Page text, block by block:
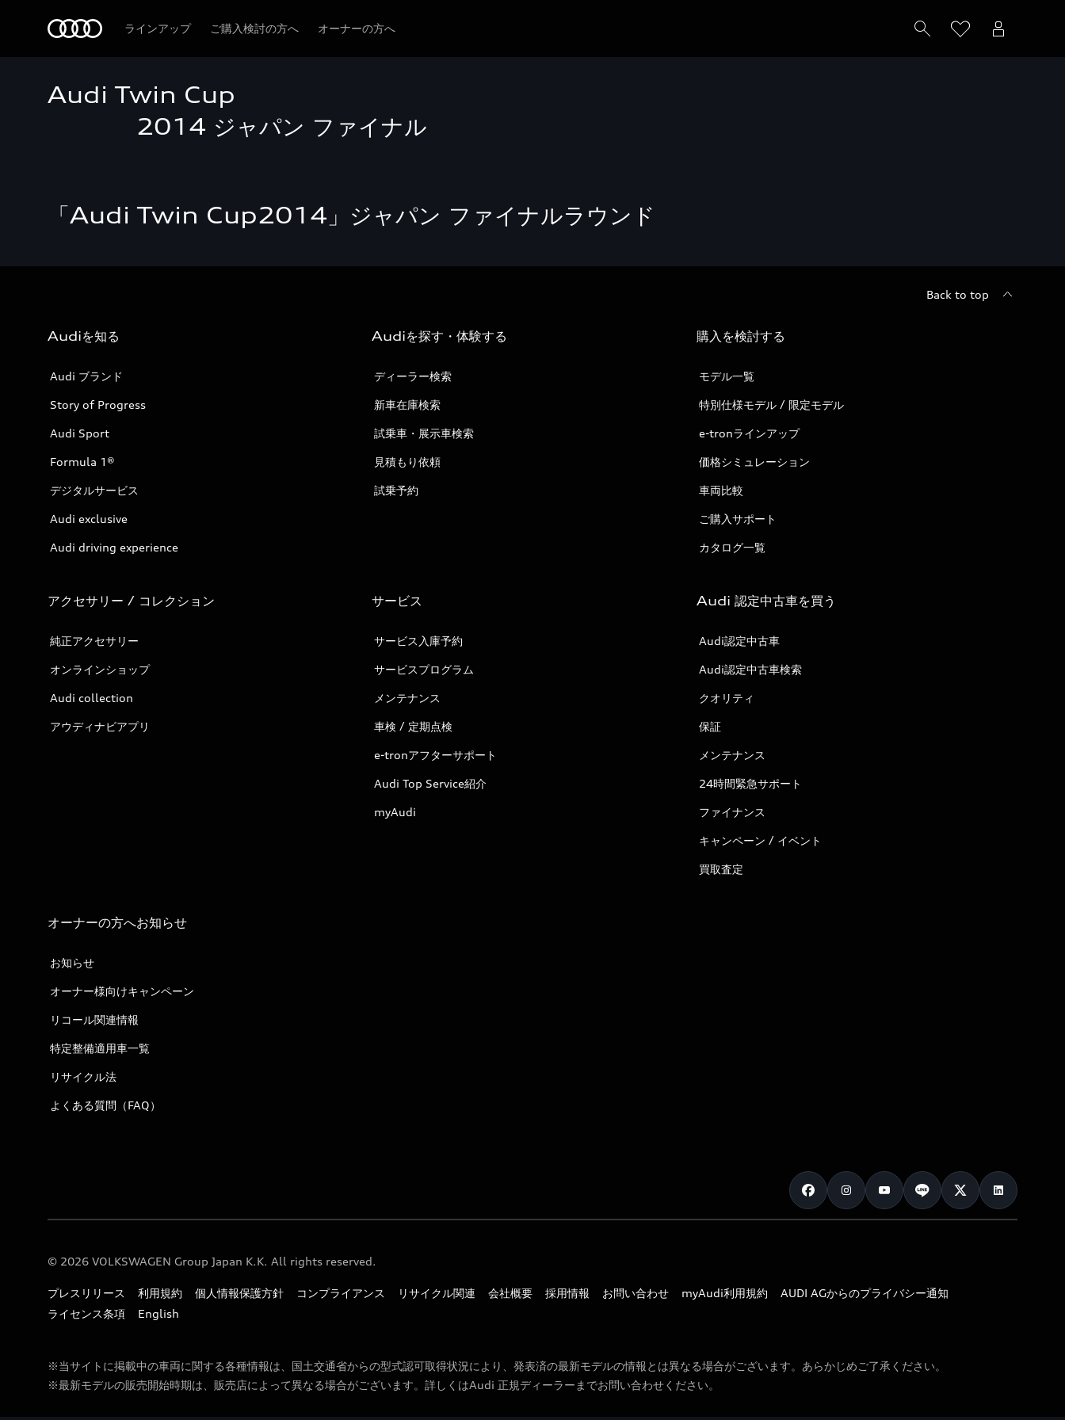
ラインアップ ご購入検討の方へ オーナーの方へ
Audi Twin Cup
2014 ジャパン ファイナル
「Audi Twin Cup2014」ジャパン ファイナルラウンド
Back to top
Audiを知る
Audi ブランド
Story of Progress
Audi Sport
Formula 1®
デジタルサービス
Audi exclusive
Audi driving experience
Audiを探す・体験する
ディーラー検索
新車在庫検索
試乗車・展示車検索
見積もり依頼
試乗予約
購入を検討する
モデル一覧
特別仕様モデル / 限定モデル
e-tronラインアップ
価格シミュレーション
車両比較
ご購入サポート
カタログ一覧
アクセサリー / コレクション
純正アクセサリー
オンラインショップ
Audi collection
アウディナビアプリ
サービス
サービス入庫予約
サービスプログラム
メンテナンス
車検 / 定期点検
e-tronアフターサポート
Audi Top Service紹介
myAudi
Audi 認定中古車を買う
Audi認定中古車
Audi認定中古車検索
クオリティ
保証
メンテナンス
24時間緊急サポート
ファイナンス
キャンペーン / イベント
買取査定
オーナーの方へお知らせ
お知らせ
オーナー様向けキャンペーン
リコール関連情報
特定整備適用車一覧
リサイクル法
よくある質問（FAQ）
© 2026 VOLKSWAGEN Group Japan K.K. All rights reserved.
プレスリリース 利用規約 個人情報保護方針 コンプライアンス リサイクル関連 会社概要 採用情報 お問い合わせ myAudi利用規約
AUDI AGからのプライバシー通知
ライセンス条項
English
※当サイトに掲載中の車両に関する各種情報は、国土交通省からの型式認可取得状況により、発表済の最新モデルの情報とは異なる場合がございます。あらかじめご了承ください。
※最新モデルの販売開始時期は、販売店によって異なる場合がございます。詳しくはAudi 正規ディーラーまでお問い合わせください。